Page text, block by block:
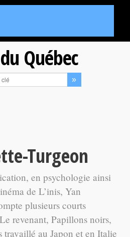
Québec
Turgeon
en psychologie ainsi
de L’inis, Yan
plusieurs courts
revenant, Papillons noirs,
travaillé au Japon et en Italie